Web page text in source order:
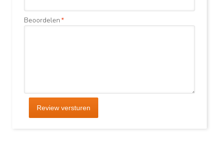
*
Beoordelen
Review versturen